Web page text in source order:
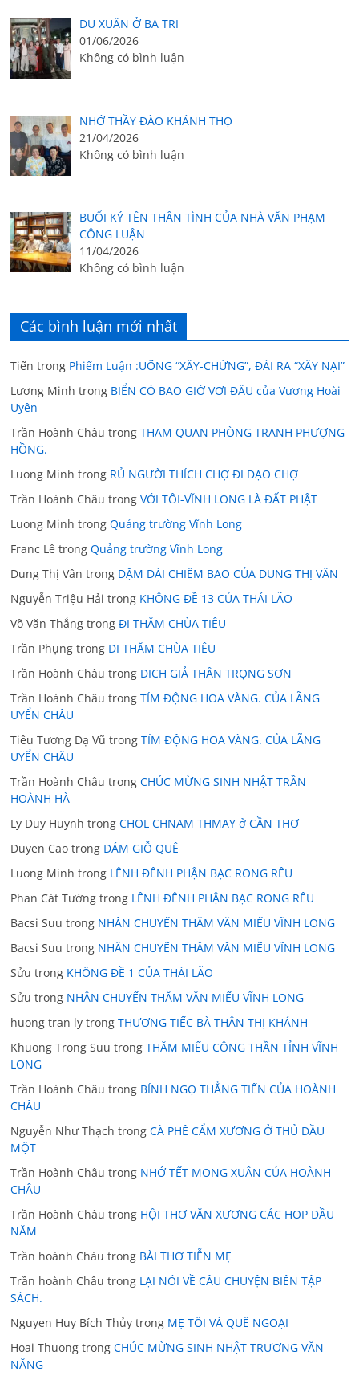
DU XUÂN Ở BA TRI
01/06/2026
Không có bình luận
NHỚ THẦY ĐÀO KHÁNH THỌ
21/04/2026
Không có bình luận
BUỔI KÝ TÊN THÂN TÌNH CỦA NHÀ VĂN PHẠM
CÔNG LUẬN
11/04/2026
Không có bình luận
Các bình luận mới nhất
Tiến trong Phiếm Luận :UỐNG “XÂY-CHỪNG”, ĐÁI RA “XÂY NẠI”
Lương Minh trong BIỂN CÓ BAO GIỜ VƠI ĐÂU của Vương Hoài
Uyên
Trần Hoành Châu trongTHAM QUAN PHÒNG TRANH PHƯỢNG
HỒNG.
Luong Minh trong RỦ NGƯỜI THÍCH CHỢ ĐI DẠO CHỢ
Trần Hoành Châu trongVỚI TÔI-VĨNH LONG LÀ ĐẤT PHẬT
Luong Minh trongQuảng trường Vĩnh Long
Franc Lê trongQuảng trường Vĩnh Long
Dung Thị Vân trong DẶM DÀI CHIÊM BAO CỦA DUNG THỊ VÂN
Nguyễn Triệu Hải trong KHÔNG ĐỀ 13 CỦA THÁI LÃO
Võ Văn Thắng trongĐI THĂM CHÙA TIÊU
Trần Phụng trongĐI THĂM CHÙA TIÊU
Trần Hoành Châu trong DICH GIẢ THÂN TRỌNG SƠN
Trần Hoành Châu trongTÍM ĐỘNG HOA VÀNG. CỦA LÃNG
UYỂN CHÂU
Tiêu Tương Dạ Vũ trongTÍM ĐỘNG HOA VÀNG. CỦA LÃNG
UYỂN CHÂU
Trần Hoành Châu trongCHÚC MỪNG SINH NHẬT TRẦN
HOÀNH HÀ
Ly Duy Huynh trongCHOL CHNAM THMAY ở CẦN THƠ
Duyen Cao trongĐÁM GIỖ QUÊ
Luong Minh trong LÊNH ĐÊNH PHẬN BẠC RONG RÊU
Phan Cát Tường trong LÊNH ĐÊNH PHẬN BẠC RONG RÊU
Bacsi Suu trong NHÂN CHUYẾN THĂM VĂN MIẾU VĨNH LONG
Bacsi Suu trong NHÂN CHUYẾN THĂM VĂN MIẾU VĨNH LONG
Sửu trong KHÔNG ĐỀ 1 CỦA THÁI LÃO
Sửu trong NHÂN CHUYẾN THĂM VĂN MIẾU VĨNH LONG
huong tran ly trongTHƯƠNG TIẾC BÀ THÂN THỊ KHÁNH
Khuong Trong Suu trongTHĂM MIẾU CÔNG THẦN TỈNH VĨNH
LONG
Trần Hoành Châu trong BÍNH NGỌ THẲNG TIẾN CỦA HOÀNH
CHÂU
Nguyễn Như Thạch trongCÀ PHÊ CẨM XƯƠNG Ở THỦ DẦU
MỘT
Trần Hoành Châu trong NHỚ TẾT MONG XUÂN CỦA HOÀNH
CHÂU
Trần Hoành Châu trong HỘI THƠ VĂN XƯƠNG CÁC HOP ĐẦU
NĂM
Trần hoành Cháu trong BÀI THƠ TIỄN MẸ
Trần hoành Châu trong LẠI NÓI VỀ CÂU CHUYỆN BIÊN TẬP
SÁCH.
Nguyen Huy Bích Thủy trong MẸ TÔI VÀ QUÊ NGOẠI
Hoai Thuong trongCHÚC MỪNG SINH NHẬT TRƯƠNG VĂN
NĂNG